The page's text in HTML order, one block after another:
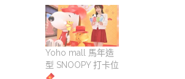
Yoho mall 馬年造
型 SNOOPY 打卡位